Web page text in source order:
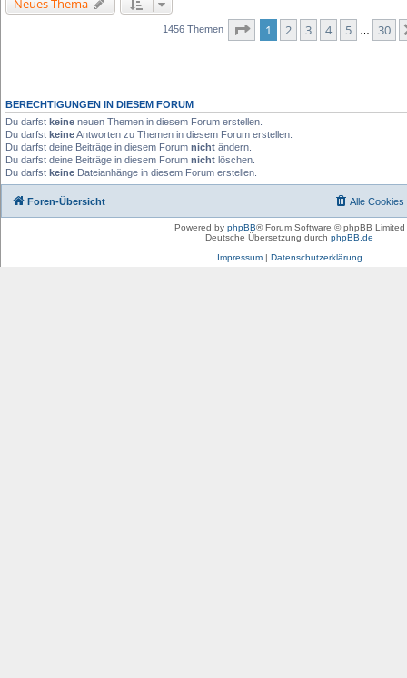
Neues Thema
1456 Themen Seite von
1 2 3 4 5 … 30
BERECHTIGUNGEN IN DIESEM FORUM
Du darfst keine neuen Themen in diesem Forum erstellen.
Du darfst keineAntworten zu Themen in diesem Forum erstellen.
Du darfst deine Beiträge in diesem Forum nicht ändern.
Du darfst deine Beiträge in diesem Forum nicht löschen.
Du darfst keine Dateianhänge in diesem Forum erstellen.
Foren-Übersicht Alle Cookies
Powered by phpBB® Forum Software © phpBB Limited
Deutsche Übersetzung durch phpBB.de
Impressum| Datenschutzerklärung